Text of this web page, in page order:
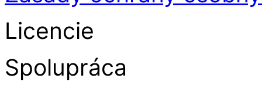
Licencie
Spolupráca